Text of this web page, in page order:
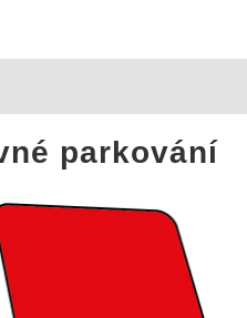
parkování